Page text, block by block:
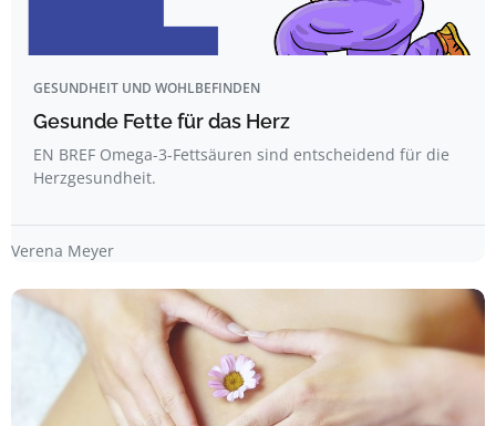
GESUNDHEIT UND WOHLBEFINDEN
Gesunde Fette für das Herz
EN BREF Omega-3-Fettsäuren sind entscheidend für die
Herzgesundheit.
Verena Meyer